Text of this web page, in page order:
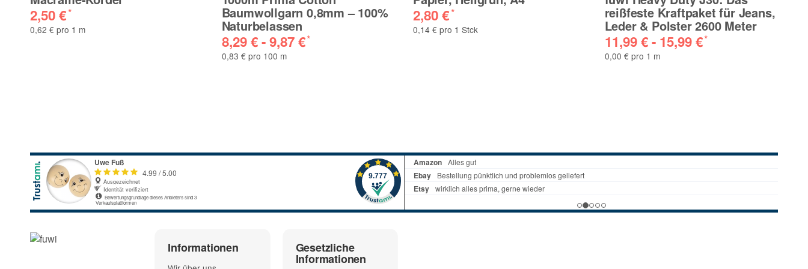
2,50 €*
0,62 € pro 1 m
Baumwollgarn 0,8mm – 100%
Naturbelassen
8,29 € -9,87 €*
0,83 € pro 100 m
2,80 €*
0,14 € pro 1 Stck
reißfeste Kraftpaket für Jeans,
Leder & Polster 2600 Meter
11,99 € - 15,99 €*
0,00 € pro 1 m
Informationen Gesetzliche
Informationen